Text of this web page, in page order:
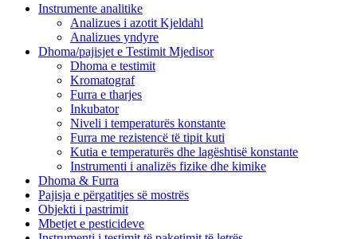
Instrumente analitike
Analizues i azotit Kjeldahl
Analizues yndyre
Dhoma/pajisjet e Testimit Mjedisor
Dhoma e testimit
Kromatograf
Furra e tharjes
Inkubator
Niveli i temperaturës konstante
Furra me rezistencë të tipit kuti
Kutia e temperaturës dhe lagështisë konstante
Instrumenti i analizës fizike dhe kimike
Dhoma & Furra
Pajisja e përgatitjes së mostrës
Objekti i pastrimit
Mbetjet e pesticideve